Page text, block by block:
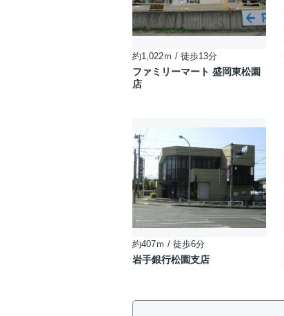
約1,022ｍ / 徒歩13分
ファミリーマート 盛岡東松園
店
約407ｍ / 徒歩6分
岩手銀行松園支店